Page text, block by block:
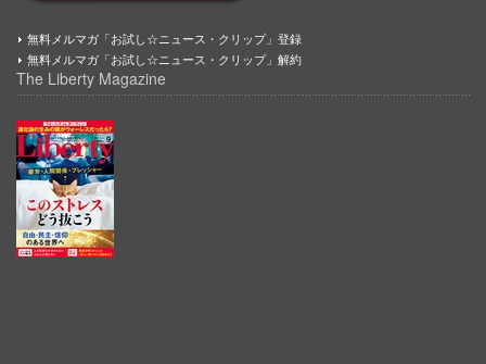
無料メルマガ「お試し☆ニュース・クリップ」登録
無料メルマガ「お試し☆ニュース・クリップ」解約
The Liberty Magazine